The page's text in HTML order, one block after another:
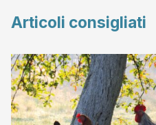
Articoli consigliati